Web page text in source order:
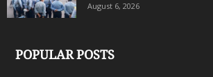
August 6, 2026
POPULAR POSTS